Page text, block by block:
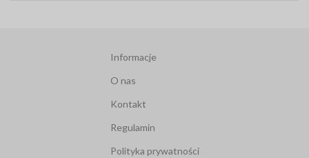
Informacje
O nas
Kontakt
Regulamin
Polityka prywatności